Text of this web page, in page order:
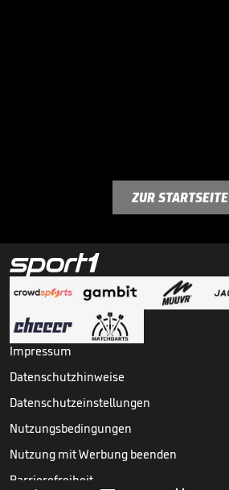
ZUR STARTSEITE
Impressum
Datenschutzhinweise
Datenschutzeinstellungen
Nutzungsbedingungen
Nutzung mit Werbung beenden
Barrierefreiheit